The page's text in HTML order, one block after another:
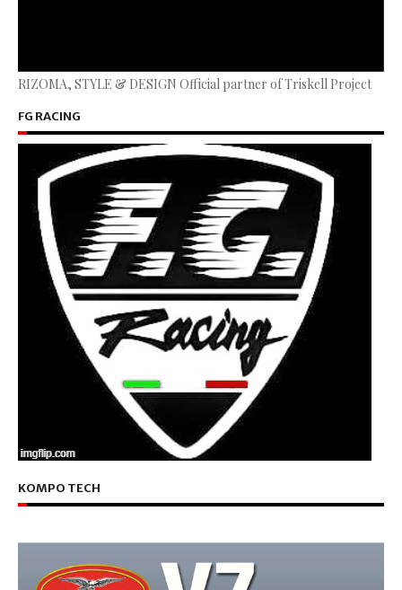
RIZOMA, STYLE & DESIGN Official partner of Triskell Project
FG RACING
KOMPO TECH